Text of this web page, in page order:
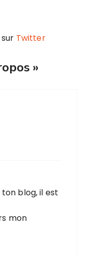
Twitter
»
blog, il est
mon